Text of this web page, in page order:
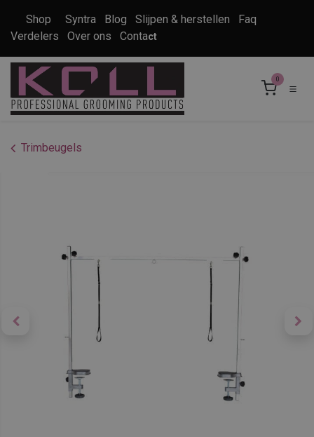
Shop Syntra Blog Slijpen & herstellen
Faq
Verdelers
Over ons Contact
0
Trimbeugels